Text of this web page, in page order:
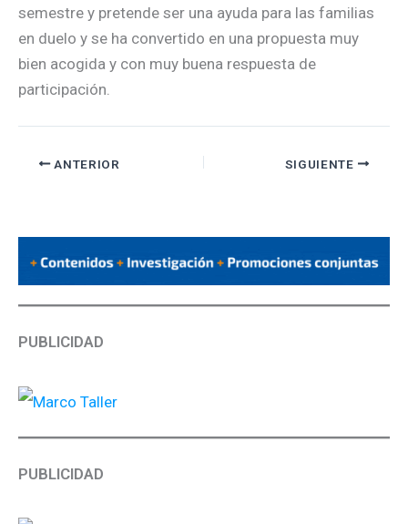
semestre y pretende ser una ayuda para las familias
en duelo y se ha convertido en una propuesta muy
bien acogida y con muy buena respuesta de
participación.
ANTERIOR SIGUIENTE
PUBLICIDAD
PUBLICIDAD